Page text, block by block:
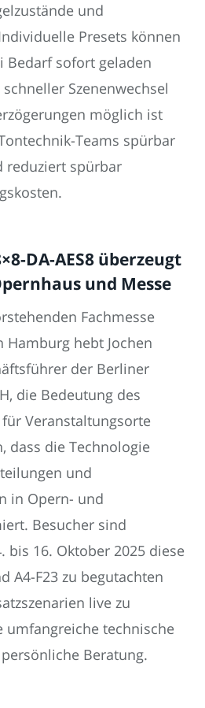
und
Presets können
Bedarf sofort geladen
Szenenwechsel
möglich ist
Teams spürbar
reduziert spürbar
DA-AES8 überzeugt
und Messe
Fachmesse
Hamburg hebt Jochen
der Berliner
die Bedeutung des
für Veranstaltungsorte
dass die Technologie
und
in Opern- und
Besucher sind
bis 16. Oktober 2025 diese
A4-F23 zu begutachten
live zu
umfangreiche technische
Beratung.